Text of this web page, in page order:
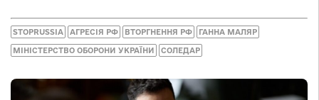
STOPRUSSIA АГРЕСІЯ РФ ВТОРГНЕННЯ РФ ГАННА МАЛЯР
МІНІСТЕРСТВО ОБОРОНИ УКРАЇНИ СОЛЕДАР